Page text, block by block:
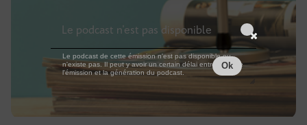
Le podcast n'est pas disponible
Le podcast de cette émission n'est pas disponible ou
n'existe pas. Il peut y avoir un certain délai entre la fin de
l'émission et la génération du podcast.
Ok